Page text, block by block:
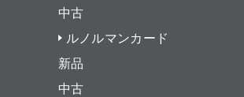
中古
ルノルマンカード
新品
中古